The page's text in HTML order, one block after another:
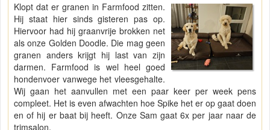
Klopt dat er granen in Farmfood zitten.
Hij staat hier sinds gisteren pas op.
Hiervoor had hij graanvrije brokken net
als onze Golden Doodle. Die mag geen
granen anders krijgt hij last van zijn
darmen. Farmfood is wel heel goed
hondenvoer vanwege het vleesgehalte.
Wij gaan het aanvullen met een paar keer per week pens
compleet. Het is even afwachten hoe Spike het er op gaat doen
en of hij er baat bij heeft. Onze Sam gaat 6x per jaar naar de
trimsalon.